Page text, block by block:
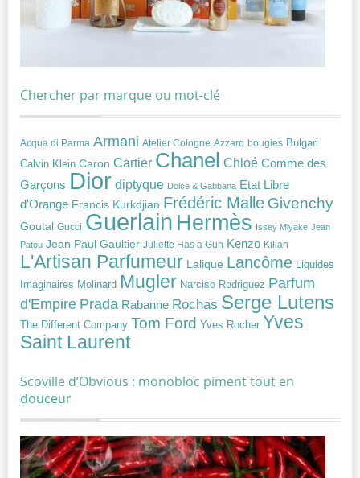
Chercher par marque ou mot-clé
Acqua di Parma Armani Atelier Cologne Azzaro bougies Bulgari
Calvin Klein Caron Cartier Chanel Chloé Comme des
Garçons Dior diptyque Dolce & Gabbana Etat Libre
d'Orange Francis Kurkdjian Frédéric Malle Givenchy
Goutal Gucci Guerlain Hermès Issey Miyake Jean
Patou Jean Paul Gaultier Juliette Has a Gun Kenzo Kilian
L'Artisan Parfumeur Lalique Lancôme Liquides
Imaginaires Molinard Mugler Narciso Rodriguez Parfum
d'Empire Prada Rabanne Rochas Serge Lutens
The Different Company Tom Ford Yves Rocher Yves
Saint Laurent
Scoville d’Obvious : monobloc piment tout en
douceur